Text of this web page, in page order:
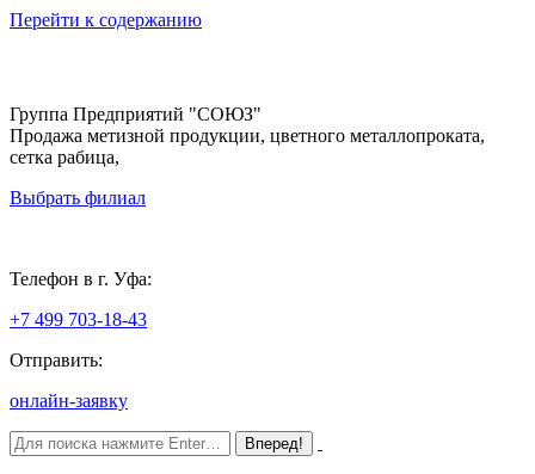
Перейти к содержанию
Группа Предприятий "СОЮЗ"
Продажа метизной продукции, цветного металлопроката,
сетка рабица,
Выбрать филиал
Телефон в г. Уфа:
+7 499 703-18-43
Отправить:
онлайн-заявку